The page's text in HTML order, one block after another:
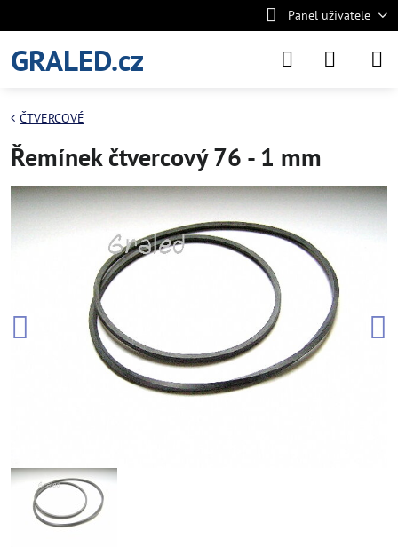
Panel uživatele
GRALED.cz
ČTVERCOVÉ
Řemínek čtvercový 76 - 1 mm